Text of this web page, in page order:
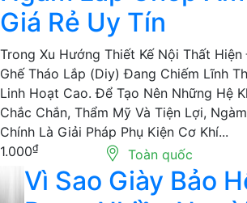
Hồ Chí Minh
Ngàm Lắp Ghép Âm
Giá Rẻ Uy Tín
Trong Xu Hướng Thiết Kế Nội Thất Hiện
Ghế Tháo Lắp (Diy) Đang Chiếm Lĩnh
Linh Hoạt Cao. Để Tạo Nên Những Hệ
Chắc Chắn, Thẩm Mỹ Và Tiện Lợi,
Chính Là Giải Pháp Phụ Kiện Cơ Khí...
1.000₫ Toàn quốc